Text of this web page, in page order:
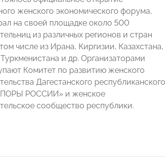
женского экономического форума,
на своей площадке около 500
из различных регионов и стран
числе из Ирана, Киргизии, Казахстана,
и др. Организаторами
Комитет по развитию женского
Дагестанского республиканского
РОССИИ» и женское
сообщество республики.